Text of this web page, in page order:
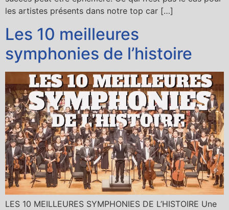
les artistes présents dans notre top car […]
Les 10 meilleures
symphonies de l’histoire
LES 10 MEILLEURES SYMPHONIES DE L’HISTOIRE Une